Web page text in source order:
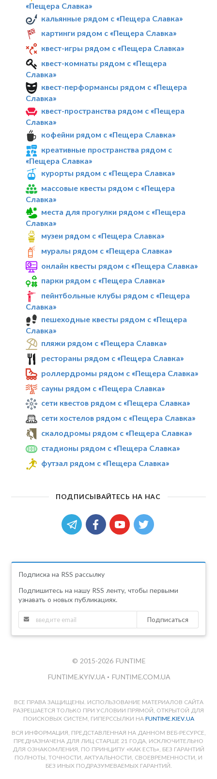
«Пещера Славка»
кальянные рядом с «Пещера Славка»
картинги рядом с «Пещера Славка»
квест-игры рядом с «Пещера Славка»
квест-комнаты рядом с «Пещера
Славка»
квест-перформансы рядом с «Пещера
Славка»
квест-пространства рядом с «Пещера
Славка»
кофейни рядом с «Пещера Славка»
креативные пространства рядом с
«Пещера Славка»
курорты рядом с «Пещера Славка»
массовые квесты рядом с «Пещера
Славка»
места для прогулки рядом с «Пещера
Славка»
музеи рядом с «Пещера Славка»
муралы рядом с «Пещера Славка»
онлайн квесты рядом с «Пещера Славка»
парки рядом с «Пещера Славка»
пейнтбольные клубы рядом с «Пещера
Славка»
пешеходные квесты рядом с «Пещера
Славка»
пляжи рядом с «Пещера Славка»
рестораны рядом с «Пещера Славка»
роллердромы рядом с «Пещера Славка»
сауны рядом с «Пещера Славка»
сети квестов рядом с «Пещера Славка»
сети хостелов рядом с «Пещера Славка»
скалодромы рядом с «Пещера Славка»
стадионы рядом с «Пещера Славка»
футзал рядом с «Пещера Славка»
ПОДПИСЫВАЙТЕСЬ НА НАС
Подписка на RSS рассылку
Подпишитесь на нашу RSS ленту, чтобы первыми
узнавать о новых публикациях.
Подписаться
© 2015-2026 FUNTIME
FUNTIME.KYIV.UA • FUNTIME.COM.UA
ВСЕ ПРАВА ЗАЩИЩЕНЫ. ИСПОЛЬЗОВАНИЕ МАТЕРИАЛОВ САЙТА
РАЗРЕШАЕТСЯ ТОЛЬКО ПРИ УСЛОВИИ ПРЯМОЙ, ОТКРЫТОЙ ДЛЯ
ПОИСКОВЫХ СИСТЕМ, ГИПЕРССЫЛКИ НА FUNTIME.KIEV.UA
ВСЯ ИНФОРМАЦИЯ, ПРЕДСТАВЛЕННАЯ НА ДАННОМ ВЕБ-РЕСУРСЕ,
ПРЕДНАЗНАЧЕНА ДЛЯ ЛИЦ СТАРШЕ 21 ГОДА, ИСКЛЮЧИТЕЛЬНО
ДЛЯ ОЗНАКОМЛЕНИЯ, ПО ПРИНЦИПУ «КАК ЕСТЬ», БЕЗ ГАРАНТИЙ
ПОЛНОТЫ, ТОЧНОСТИ, АКТУАЛЬНОСТИ, СВОЕВРЕМЕННОСТИ, И
БЕЗ ИНЫХ ПОДРАЗУМЕВАЕМЫХ ГАРАНТИЙ.